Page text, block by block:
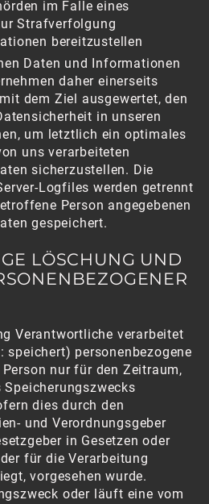
im Falle eines
Strafverfolgung
bereitzustellen
Daten und Informationen
daher einerseits
dem Ziel ausgewertet, den
in unseren
um letztlich ein optimales
uns verarbeiteten
sicherzustellen. Die
Logfiles werden getrennt
Person angegebenen
gespeichert.
LÖSCHUNG UND S
D
Verantwortliche verarbeitet
speichert) personenbezogene
nur für den Zeitraum,
dies durch den
und Verordnungsgeber
in Gesetzen oder
für die Verarbeitung
vorgesehen wurde.
oder läuft eine vom